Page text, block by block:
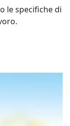
le specifiche di